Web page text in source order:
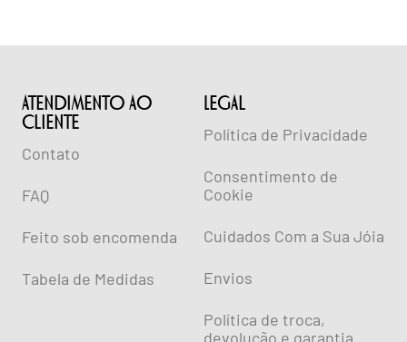
ATENDIMENTO AO
CLIENTE
Contato
FAQ
Feito sob encomenda
Tabela de Medidas
lEGAL
Política de Privacidade
Consentimento de
Cookie
Cuidados Com a Sua Jóia
Envios
Política de troca,
devolução e garantia